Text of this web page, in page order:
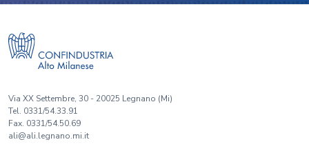
Via XX Settembre, 30 - 20025 Legnano (Mi)
Tel. 0331/54.33.91
Fax. 0331/54.50.69
ali@ali.legnano.mi.it